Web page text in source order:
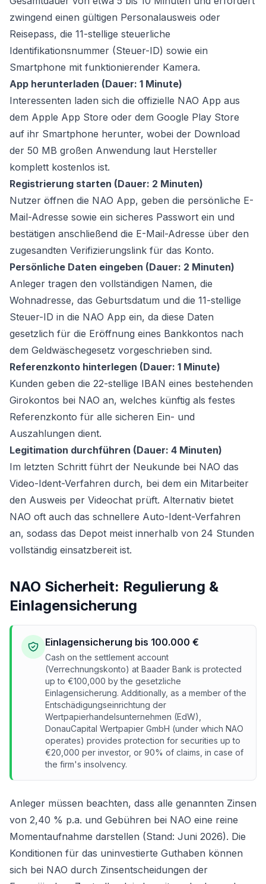
zwingend einen gültigen Personalausweis oder
Reisepass, die 11-stellige steuerliche
Identifikationsnummer (Steuer-ID) sowie ein
Smartphone mit funktionierender Kamera.
App herunterladen (Dauer: 1 Minute)
Interessenten laden sich die offizielle NAO App aus
dem Apple App Store oder dem Google Play Store
auf ihr Smartphone herunter, wobei der Download
der 50 MB großen Anwendung laut Hersteller
komplett kostenlos ist.
Registrierung starten (Dauer: 2 Minuten)
Nutzer öffnen die NAO App, geben die persönliche E-
Mail-Adresse sowie ein sicheres Passwort ein und
bestätigen anschließend die E-Mail-Adresse über den
zugesandten Verifizierungslink für das Konto.
Persönliche Daten eingeben (Dauer: 2 Minuten)
Anleger tragen den vollständigen Namen, die
Wohnadresse, das Geburtsdatum und die 11-stellige
Steuer-ID in die NAO App ein, da diese Daten
gesetzlich für die Eröffnung eines Bankkontos nach
dem Geldwäschegesetz vorgeschrieben sind.
Referenzkonto hinterlegen (Dauer: 1 Minute)
Kunden geben die 22-stellige IBAN eines bestehenden
Girokontos bei NAO an, welches künftig als festes
Referenzkonto für alle sicheren Ein- und
Auszahlungen dient.
Legitimation durchführen (Dauer: 4 Minuten)
Im letzten Schritt führt der Neukunde bei NAO das
Video-Ident-Verfahren durch, bei dem ein Mitarbeiter
den Ausweis per Videochat prüft. Alternativ bietet
NAO oft auch das schnellere Auto-Ident-Verfahren
an, sodass das Depot meist innerhalb von 24 Stunden
vollständig einsatzbereit ist.
NAO Sicherheit: Regulierung &
Einlagensicherung
Einlagensicherung bis 100.000 €
Cash on the settlement account
(Verrechnungskonto) at Baader Bank is protected
up to €100,000 by the gesetzliche
Einlagensicherung. Additionally, as a member of the
Entschädigungseinrichtung der
Wertpapierhandelsunternehmen (EdW),
DonauCapital Wertpapier GmbH (under which NAO
operates) provides protection for securities up to
€20,000 per investor, or 90% of claims, in case of
the firm's insolvency.
Anleger müssen beachten, dass alle genannten Zinsen
von 2,40 % p.a. und Gebühren bei NAO eine reine
Momentaufnahme darstellen (Stand: Juni 2026). Die
Konditionen für das uninvestierte Guthaben können
sich bei NAO durch Zinsentscheidungen der